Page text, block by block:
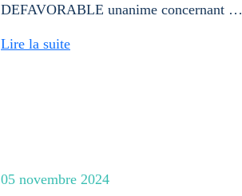
DEFAVORABLE unanime concernant …
Lire la suite
05 novembre 2024